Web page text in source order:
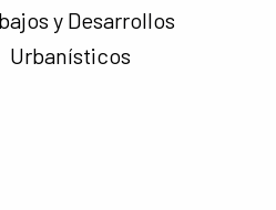
y Desarrollos
Urbanísticos